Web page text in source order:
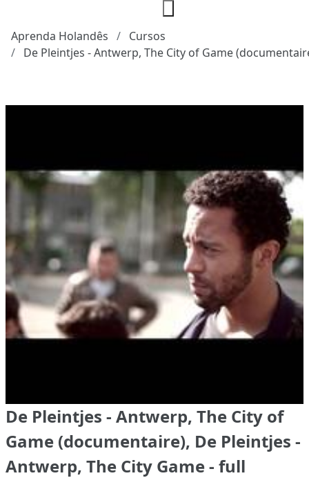
Aprenda Holandês
Cursos
De Pleintjes - Antwerp, The City of Game
De Pleintjes - Antwerp, The City of
Game (documentaire), De Pleintjes -
Antwerp, The City Game - full